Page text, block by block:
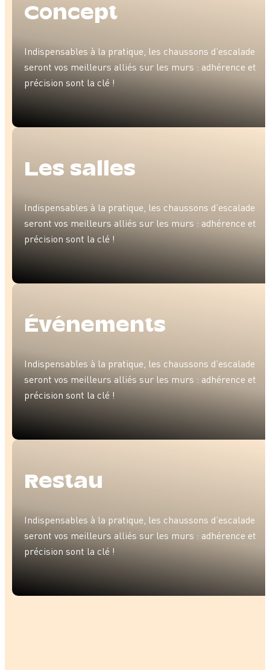
Con­cept
Indispensables à la pratique, les chaussons d’escalade
seront vos meilleurs alliés sur les murs : adhérence et
précision sont la clé !
Les salles
Indispensables à la pratique, les chaussons d’escalade
seront vos meilleurs alliés sur les murs : adhérence et
précision sont la clé !
Événe­ments
Indispensables à la pratique, les chaussons d’escalade
seront vos meilleurs alliés sur les murs : adhérence et
précision sont la clé !
Restau
Indispensables à la pratique, les chaussons d’escalade
seront vos meilleurs alliés sur les murs : adhérence et
précision sont la clé !